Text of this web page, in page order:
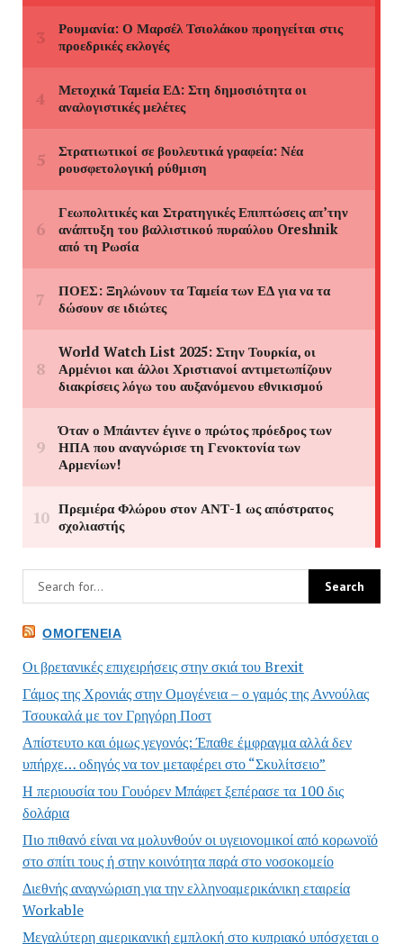
ΟΜΟΓΈΝΕΙΑ
Οι βρετανικές επιχειρήσεις στην σκιά του Brexit
Γάμος της Χρονιάς στην Ομογένεια – ο γαμός της Αννούλας
Τσουκαλά με τον Γρηγόρη Ποστ
Απίστευτο και όμως γεγονός: Έπαθε έμφραγμα αλλά δεν
υπήρχε… οδηγός να τον μεταφέρει στο “Σκυλίτσειο”
Η περιουσία του Γουόρεν Μπάφετ ξεπέρασε τα 100 δις
δολάρια
Πιο πιθανό είναι να μολυνθούν οι υγειονομικοί από κορωνοϊό
στο σπίτι τους ή στην κοινότητα παρά στο νοσοκομείο
Διεθνής αναγνώριση για την ελληνοαμερικάνικη εταιρεία
Workable
Μεγαλύτερη αμερικανική εμπλοκή στο κυπριακό υπόσχεται ο